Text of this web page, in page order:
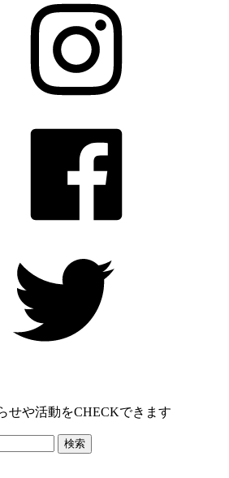
せや活動をCHECKできます